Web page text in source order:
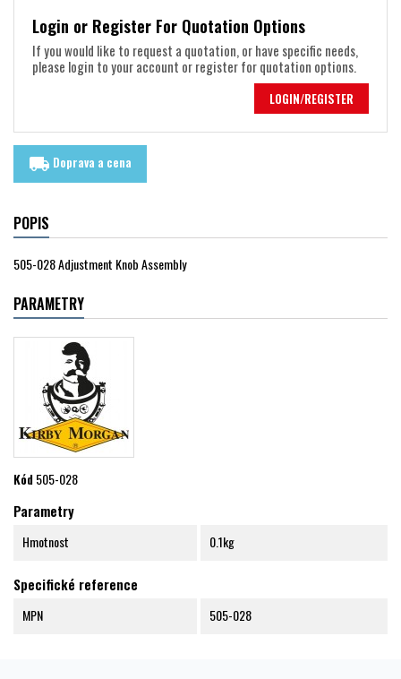
Login or Register For Quotation Options
If you would like to request a quotation, or have specific needs,
please login to your account or register for quotation options.
LOGIN/REGISTER
local_shipping Doprava a cena
POPIS
505-028 Adjustment Knob Assembly
PARAMETRY
Kód505-028
Parametry
Hmotnost 0.1kg
Specifické reference
MPN 505-028